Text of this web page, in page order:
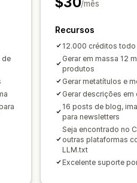
Otimização de URLs
de
/mês
Recursos
12.000 créditos todo
Gerar em massa 12
produtos
Gerar metatítulos e
Gerar descrições em
16 posts de blog,
para newsletters
Seja encontrado no
outras plataformas
LLM.txt
Excelente suporte